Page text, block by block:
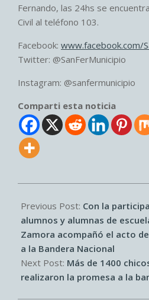
Fernando, las 24hs se
Civil al teléfono 103.
Facebook: www.facebook.com/
Twitter: @SanFerMunicipio
Instagram: @sanfermunicipio
Comparti esta noticia
06-
25
Previous Post: Con la
alumnos y alumnas de
Zamora acompañó el acto
a la Bandera Nacional
Next Post: Más de 1400
realizaron la promesa a la